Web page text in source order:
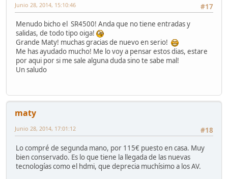
#17
Junio 28, 2014, 15:10:46
Menudo bicho el SR4500! Anda que no tiene entradas y
salidas, de todo tipo oiga!
Grande Maty! muchas gracias de nuevo en serio!
Me has ayudado mucho! Me lo voy a pensar estos dias, estare
por aqui por si me sale alguna duda sino te sabe mal!
Un saludo
maty
#18
Junio 28, 2014, 17:01:12
Lo compré de segunda mano, por 115€ puesto en casa. Muy
bien conservado. Es lo que tiene la llegada de las nuevas
tecnologías como el hdmi, que deprecia muchísimo a los AV.